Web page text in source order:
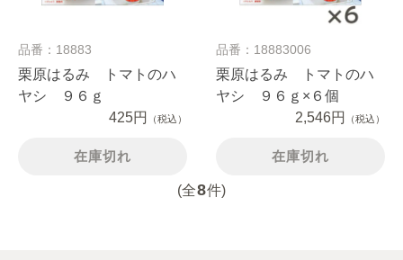
品番：18883
栗原はるみ トマトのハ
ヤシ ９６ｇ
425円
（税込）
在庫切れ
品番：18883006
栗原はるみ トマトのハ
ヤシ ９６ｇ×６個
2,546円
（税込）
在庫切れ
(全8件)